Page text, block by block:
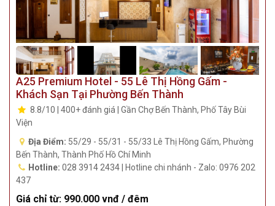
A25 Premium Hotel - 55 Lê Thị Hồng Gấm -
Khách Sạn Tại Phường Bến Thành
8.8/10 | 400+ đánh giá | Gần Chợ Bến Thành, Phố Tây Bùi
Viện
Địa Điểm: 55/29 - 55/31 - 55/33 Lê Thị Hồng Gấm, Phường
Bến Thành, Thành Phố Hồ Chí Minh
Hotline: 028 3914 2434 | Hotline chi nhánh - Zalo: 0976 202
437
Giá chỉ từ: 990.000 vnđ / đêm